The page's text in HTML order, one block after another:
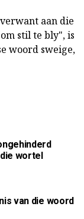
aan die
stil te bly", is
woord sweige,
wortel
van die woord